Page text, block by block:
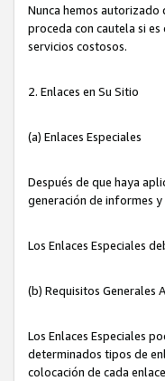
Nunca hemos autorizado
proceda con cautela si
servicios costosos.
2. Enlaces en Su Sitio
(a) Enlaces Especiales
Después de que haya
generación de informes
Los Enlaces Especiales
(b) Requisitos Generales
Los Enlaces Especiales
determinados tipos de
colocación de cada